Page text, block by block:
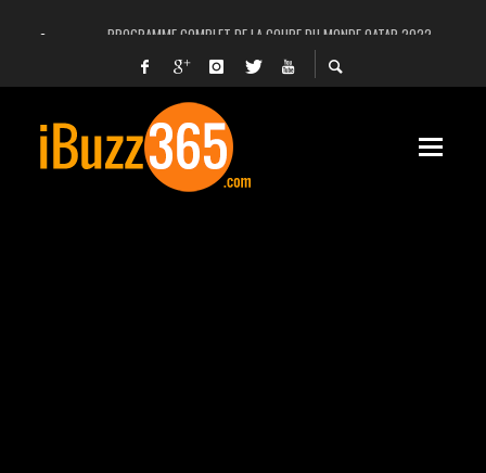
PROGRAMME COMPLET DE LA COUPE DU MONDE QATAR 2022
FACEBOOK, INSTAGRAM ET WHATSAPP HORS SERVICE! EST-CE UNE CYBER-
UNE VIDÉO 4K MONTRE LA PLANÈTE MARS EN ULTRA-HAUTE DÉFINITION
LANCEMENT DU PREMIER VOL HABITÉ DE SPACEX
DÉCÈS DE L’EX-PRÉSIDENT ZINE EL ABIDINE BEN ALI, SERA-T-IL ENTERRÉ EN